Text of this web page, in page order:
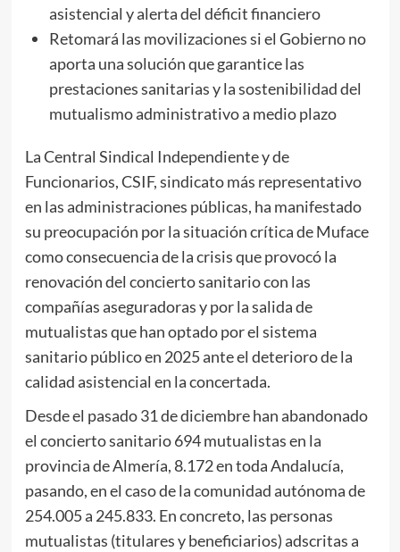
asistencial y alerta del déficit financiero
Retomará las movilizaciones si el Gobierno no
aporta una solución que garantice las
prestaciones sanitarias y la sostenibilidad del
mutualismo administrativo a medio plazo
La Central Sindical Independiente y de
Funcionarios, CSIF, sindicato más representativo
en las administraciones públicas, ha manifestado
su preocupación por la situación crítica de Muface
como consecuencia de la crisis que provocó la
renovación del concierto sanitario con las
compañías aseguradoras y por la salida de
mutualistas que han optado por el sistema
sanitario público en 2025 ante el deterioro de la
calidad asistencial en la concertada.
Desde el pasado 31 de diciembre han abandonado
el concierto sanitario 694 mutualistas en la
provincia de Almería, 8.172 en toda Andalucía,
pasando, en el caso de la comunidad autónoma de
254.005 a 245.833. En concreto, las personas
mutualistas (titulares y beneficiarios) adscritas a